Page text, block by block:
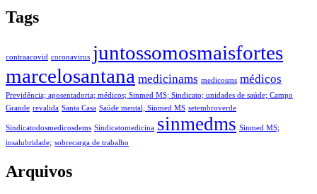
Tags
contraacovid coronavirus juntossomosmaisfortes
marcelosantana medicinams medicosms médicos
Previdência; aposentadoria; médicos; Sinmed MS; Sindicato; unidades de saúde; Campo
Grande revalida Santa Casa Saúde mental; Sinmed MS setembroverde
Sindicatodosmedicosdems Sindicatomedicina sinmedms Sinmed MS;
insalubridade; sobrecarga de trabalho
Arquivos